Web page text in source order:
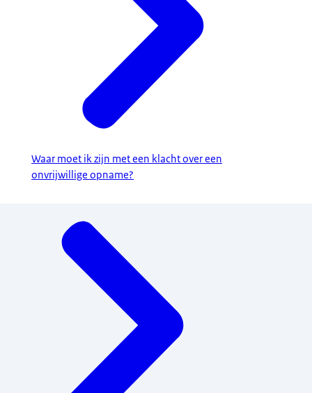
Waar moet ik zijn met een klacht over een
onvrijwillige opname?